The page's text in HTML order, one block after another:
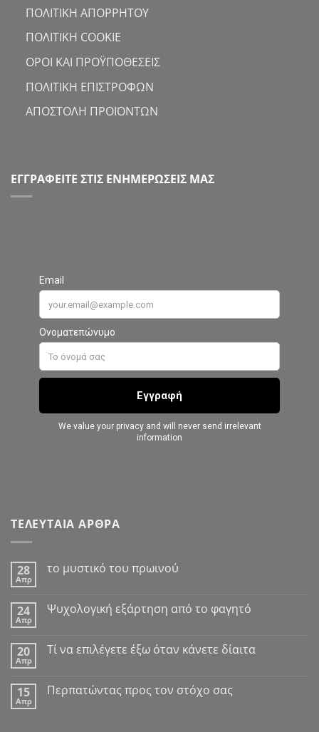
ΠΟΛΙΤΙΚΗ ΑΠΟΡΡΗΤΟΥ
ΠΟΛΙΤΙΚΗ COOKIE
ΟΡΟΙ ΚΑΙ ΠΡΟΫΠΟΘΕΣΕΙΣ
ΠΟΛΙΤΙΚΗ ΕΠΙΣΤΡΟΦΩΝ
ΑΠΟΣΤΟΛΗ ΠΡΟΪΟΝΤΩΝ
ΕΓΓΡΑΦΕΙΤΕ ΣΤΙΣ ΕΝΗΜΕΡΩΣΕΙΣ ΜΑΣ
ΤΕΛΕΥΤΑΙΑ ΑΡΘΡΑ
28
Απρ
το μυστικό του πρωινού
στο
πρωινού
24
Απρ
Ψυχολογική εξάρτηση από το φαγητό
σχόλια
στο
το
φαγητό
20
Απρ
Tί να επιλέγετε έξω όταν κάνετε δίαιτα
στο
15
Απρ
Περπατώντας προς τον στόχο σας